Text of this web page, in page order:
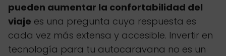
pueden aumentar la confortabilidad del
viaje es una pregunta cuya respuesta es
cada vez más extensa y accesible. Invertir en
tecnología para tu autocaravana no es un